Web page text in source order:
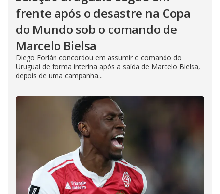
frente após o desastre na Copa
do Mundo sob o comando de
Marcelo Bielsa
Diego Forlán concordou em assumir o comando do
Uruguai de forma interina após a saída de Marcelo Bielsa,
depois de uma campanha...